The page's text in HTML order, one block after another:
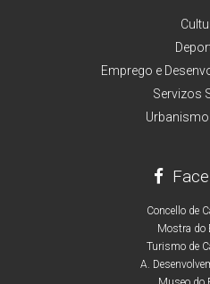
Emprego e
Servizos
Concello de
Mostra do
Turismo de
A.